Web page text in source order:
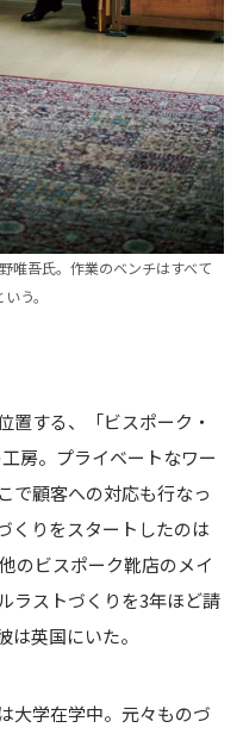
唯吾氏。作業のベンチはすべて
う。
する、「ビスポーク・
房。プライベートなワー
で顧客への対応も行なっ
くりをスタートしたのは
のビスポーク靴店のメイ
ラストづくりを3年ほど請
英国にいた。
大学在学中。元々ものづ